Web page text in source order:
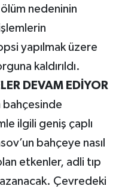
ölüm nedeninin
yapılmak üzere
kaldırıldı.
DEVAM EDİYOR
bahçesinde
ilgili geniş çaplı
bahçeye nasıl
etkenler, adli tıp
Çevredeki